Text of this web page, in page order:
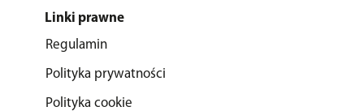
Linki prawne
Regulamin
Polityka prywatności
Polityka cookie